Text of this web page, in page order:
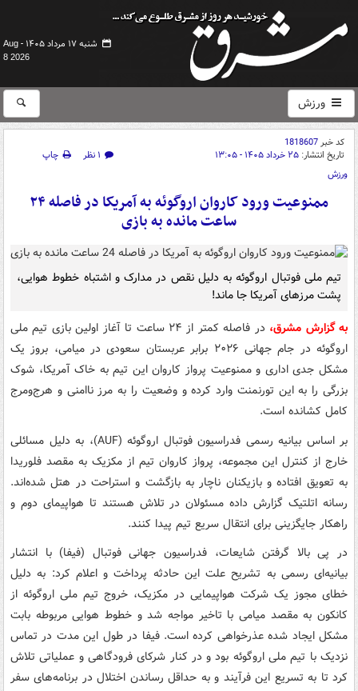
شنبه ۱۷ مرداد ۱۴۰۵ -
Aug
8 2026
ورزش
کد خبر1818607
تاریخ انتشار: ۲۵ خرداد ۱۴۰۵ - ۱۳:۰۵ ۱ نظر
چاپ
ورزش
ممنوعیت ورود کاروان اروگوئه به آمریکا در فاصله ۲۴
ساعت مانده به بازی
تیم ملی فوتبال اروگوئه به دلیل نقص در مدارک و اشتباه خطوط هوایی،
پشت مرزهای آمریکا جا ماند!
به گزارش مشرق،
در فاصله کمتر از ۲۴ ساعت تا آغاز اولین بازی تیم ملی
اروگوئه در جام جهانی ۲۰۲۶ برابر عربستان سعودی در میامی، بروز یک
مشکل جدی اداری و ممنوعیت پرواز کاروان این تیم به خاک آمریکا، شوک
بزرگی را به این تورنمنت وارد کرده و وضعیت را به مرز ناامنی و هرج‌ومرج
کامل کشانده است.
بر اساس بیانیه رسمی فدراسیون فوتبال اروگوئه (AUF)، به دلیل مسائلی
خارج از کنترل این مجموعه، پرواز کاروان تیم از مکزیک به مقصد فلوریدا
به تعویق افتاده و بازیکنان ناچار به بازگشت و استراحت در هتل شده‌اند.
رسانه اتلتیک گزارش داده مسئولان در تلاش هستند تا هواپیمای دوم و
راهکار جایگزینی برای انتقال سریع تیم پیدا کنند.
در پی بالا گرفتن شایعات، فدراسیون جهانی فوتبال (فیفا) با انتشار
بیانیه‌ای رسمی به تشریح علت این حادثه پرداخت و اعلام کرد: به دلیل
خطای مجوز یک شرکت هواپیمایی در مکزیک، خروج تیم ملی اروگوئه از
کانکون به مقصد میامی با تاخیر مواجه شد و خطوط هوایی مربوطه بابت
مشکل ایجاد شده عذرخواهی کرده است. فیفا در طول این مدت در تماس
نزدیک با تیم ملی اروگوئه بود و در کنار شرکای فرودگاهی و عملیاتی تلاش
کرد تا به تسریع این فرآیند و به حداقل رساندن اختلال در برنامه‌های سفر